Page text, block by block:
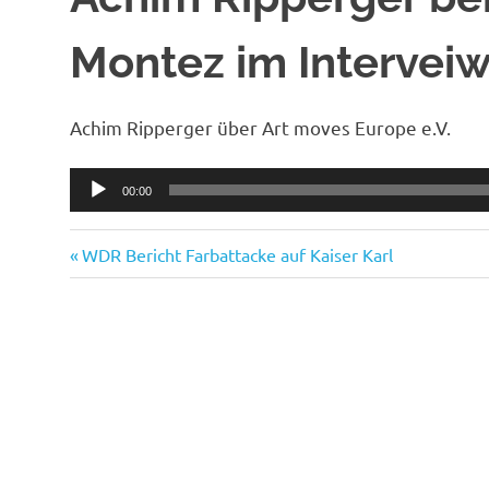
Montez im
Achim Ripperger über Art moves Europe e.V.
Audio-
Player
00:00
Beitragsnavigation
Vorheriger
Beitrag:
WDR Bericht Farbattacke auf Kaiser Karl